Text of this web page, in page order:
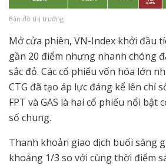
Bản đồ thị trường
Mở cửa phiên, VN-Index khởi đầu
gần 20 điểm nhưng nhanh chóng
sắc đỏ. Các cổ phiếu vốn hóa lớn
CTG đã tạo áp lực đáng kể lên chỉ
FPT và GAS là hai cổ phiếu nổi bật
số chung.
Thanh khoản giao dịch buổi sáng
khoảng 1/3 so với cùng thời điểm